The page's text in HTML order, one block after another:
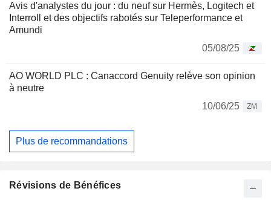
Avis d'analystes du jour : du neuf sur Hermès, Logitech et
Interroll et des objectifs rabotés sur Teleperformance et
Amundi
05/08/25
AO WORLD PLC : Canaccord Genuity relève son opinion
à neutre
10/06/25
ZM
Plus de recommandations
Révisions de Bénéfices